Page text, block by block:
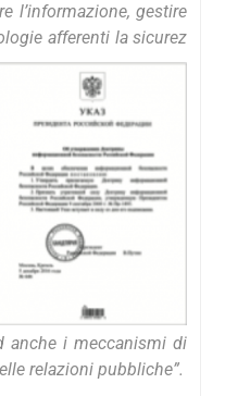
l’informazione, gestire
afferenti la sicurez
anche i meccanismi di
relazioni pubbliche”.